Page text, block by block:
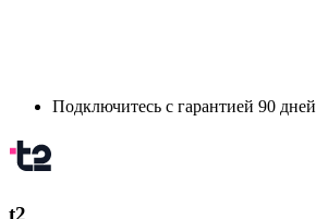
Подключитесь с гарантией 90 дней
t2